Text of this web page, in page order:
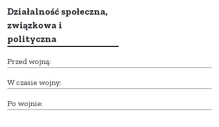
Działalność społeczna,
związkowa i
polityczna
Przed wojną:
W czasie wojny:
Po wojnie: